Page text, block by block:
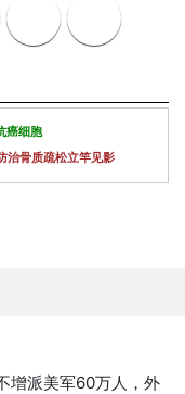
癌细胞
治骨质疏松立竿见影
增派美军60万人，外